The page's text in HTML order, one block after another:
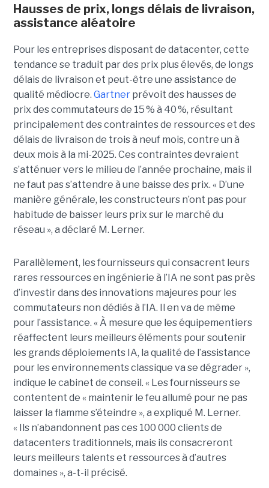
Hausses de prix, longs délais de livraison,
assistance aléatoire
Pour les entreprises disposant de datacenter, cette
tendance se traduit par des prix plus élevés, de longs
délais de livraison et peut-être une assistance de
qualité médiocre. Gartnerprévoit des hausses de
prix des commutateurs de 15 % à 40 %, résultant
principalement des contraintes de ressources et des
délais de livraison de trois à neuf mois, contre un à
deux mois à la mi-2025. Ces contraintes devraient
s’atténuer vers le milieu de l’année prochaine, mais il
ne faut pas s’attendre à une baisse des prix. « D’une
manière générale, les constructeurs n’ont pas pour
habitude de baisser leurs prix sur le marché du
réseau », a déclaré M. Lerner.
Parallèlement, les fournisseurs qui consacrent leurs
rares ressources en ingénierie à l’IA ne sont pas près
d’investir dans des innovations majeures pour les
commutateurs non dédiés à l’IA. Il en va de même
pour l’assistance. « À mesure que les équipementiers
réaffectent leurs meilleurs éléments pour soutenir
les grands déploiements IA, la qualité de l’assistance
pour les environnements classique va se dégrader »,
indique le cabinet de conseil. « Les fournisseurs se
contentent de « maintenir le feu allumé pour ne pas
laisser la flamme s’éteindre », a expliqué M. Lerner.
« Ils n’abandonnent pas ces 100 000 clients de
datacenters traditionnels, mais ils consacreront
leurs meilleurs talents et ressources à d’autres
domaines », a-t-il précisé.